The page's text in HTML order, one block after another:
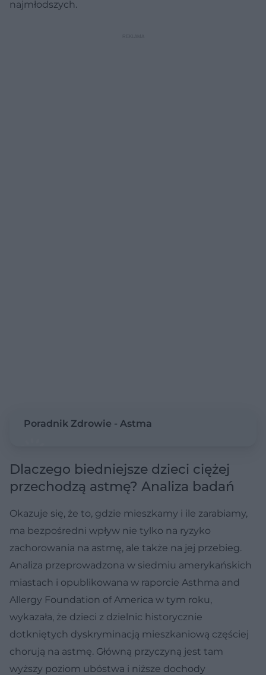
najmłodszych.
Poradnik Zdrowie - Astma
Dlaczego biedniejsze dzieci ciężej
przechodzą astmę? Analiza badań
Okazuje się, że to, gdzie mieszkamy i ile zarabiamy,
ma bezpośredni wpływ nie tylko na ryzyko
zachorowania na astmę, ale także na jej przebieg.
Analiza przeprowadzona w siedmiu amerykańskich
miastach i opublikowana w raporcie Asthma and
Allergy Foundation of America w tym roku,
wykazała, że dzieci z dzielnic historycznie
dotkniętych dyskryminacją mieszkaniową częściej
chorują na astmę. Główną przyczyną jest tam
wyższy poziom ubóstwa i niższe dochody